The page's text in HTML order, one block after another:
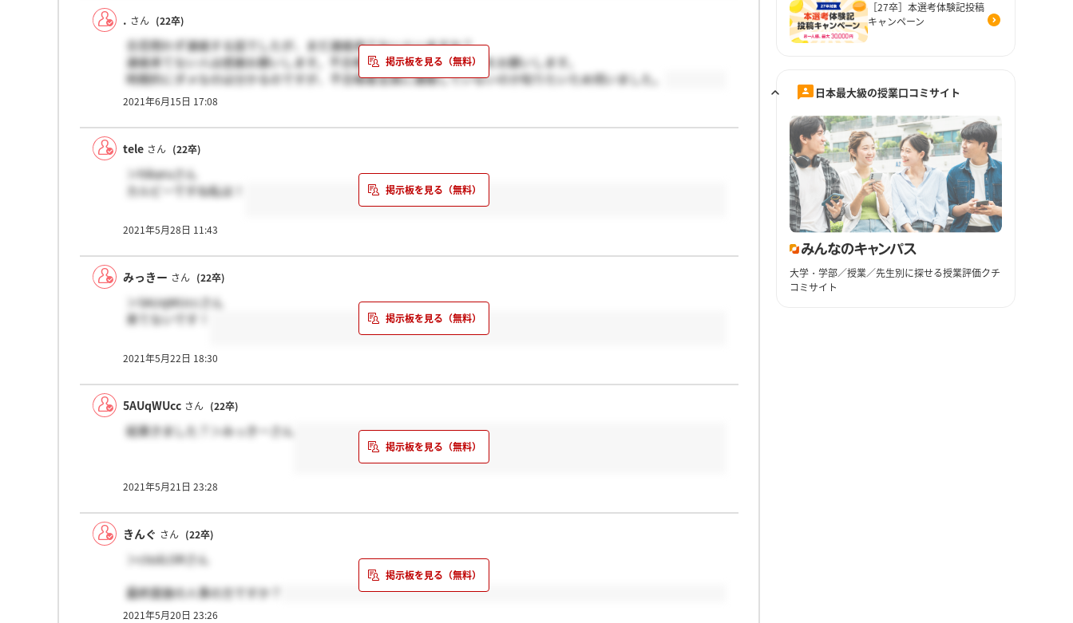
. さん (22卒)
合否問わず連絡する話でしたが、まだ連絡来てない人いますか？
連絡来てない人は感謝お願いします。不合格通知が来た人はホントをお願いします。
時期的にダメなのは分かるのですが、不合格者全員に連絡していないのか知りたいため伺いました。
2021年6月15日 17:08
tele さん (22卒)
＞hikaruさん
カルビーですね私は！
2021年5月28日 11:43
みっきー さん (22卒)
＞5AUqWUccさん
来てないです！
2021年5月22日 18:30
5AUqWUcc さん (22卒)
結果きました？＞みっきーさん
2021年5月21日 23:28
きんぐ さん (22卒)
＞cIsslLORさん
最終面接の人事の方ですか？
2021年5月20日 23:26
［27卒］本選考体験記投稿
キャンペーン
日本最大級の授業口コミサイト
大学・学部／授業／先生別に探せる授業評価クチ
コミサイト